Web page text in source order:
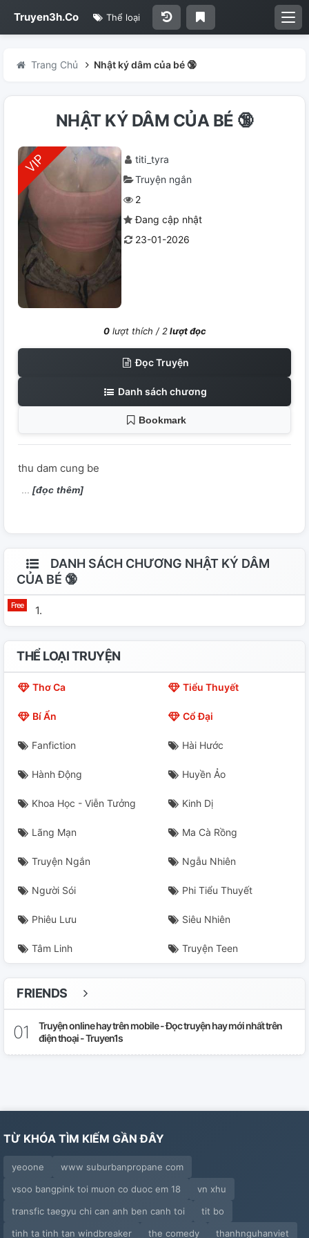
Truyen3h.Co Thể loại
Trang Chủ Nhật ký dâm của bé 🔞
NHẬT KÝ DÂM CỦA BÉ 🔞
titi_tyra
Truyện ngắn
2
Đang cập nhật
23-01-2026
0lượt thích /2lượt đọc
Đọc Truyện
Danh sách chương
Bookmark
thu dam cung be
[đọc thêm]
DANH SÁCH CHƯƠNG NHẬT KÝ DÂM
CỦA BÉ 🔞
1.
THỂ LOẠI TRUYỆN
Thơ Ca Tiểu Thuyết
Bí Ẩn Cổ Đại
Fanfiction Hài Hước
Hành Động Huyền Ảo
Khoa Học - Viễn Tưởng Kinh Dị
Lãng Mạn Ma Cà Rồng
Truyện Ngắn Ngẫu Nhiên
Người Sói Phi Tiểu Thuyết
Phiêu Lưu Siêu Nhiên
Tâm Linh Truyện Teen
FRIENDS
Truyện online hay trên mobile - Đọc truyện hay mới nhất trên
điện thoại - Truyen1s
TỪ KHÓA TÌM KIẾM GẦN ĐÂY
yeoone
www suburbanpropane com
vsoo bangpink toi muon co duoc em 18
vn xhu
transfic taegyu chi can anh ben canh toi
tit bo
tinh ta tinh tan windbreaker
the comedy thanhnguhanviet